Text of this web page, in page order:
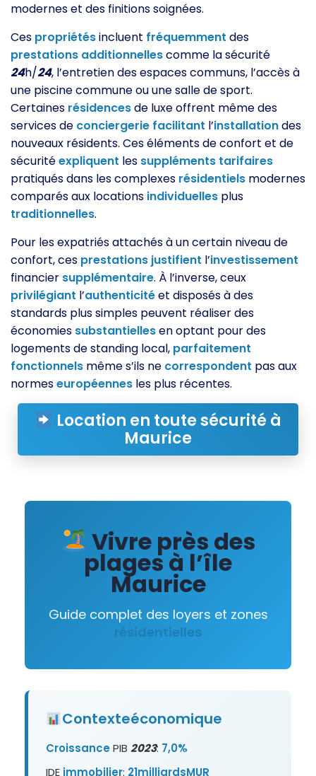
modernes et des finitions soignées.
Ces propriétésincluent fréquemment des
prestations additionnellescomme la sécurité
24h/24, l’entretien des espaces communs, l’accès à
une piscine commune ou une salle de sport.
Certaines résidencesde luxe offrent même des
services de conciergerie facilitant l’installationdes
nouveaux résidents. Ces éléments de confort et de
sécuritéexpliquent les suppléments tarifaires
pratiqués dans les complexes résidentiels modernes
comparés aux locations individuelles plus
traditionnelles.
Pour les expatriés attachés à un certain niveau de
confort, ces prestations justifient l’investissement
financier supplémentaire. À l’inverse, ceux
privilégiant l’authenticitéet disposés à des
standards plus simples peuvent réaliser des
économies substantiellesen optant pour des
logements de standing local, parfaitement
fonctionnels même s’ils ne correspondent pas aux
normeseuropéennes les plus récentes.
Location en toute sécurité à
Maurice
Vivre près des
plages à l’île
Maurice
Guide complet des loyers et zones
résidentielles
Contexteéconomique
CroissancePIB 2023: 7,0%
IDE immobilier: 21milliardsMUR